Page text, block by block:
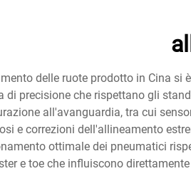
delle ruote prodotto in Cina
di precisione che rispettano gli
all'avanguardia, tra cui
e correzioni dell'allineamento
ottimale dei pneumatici
e toe che influiscono